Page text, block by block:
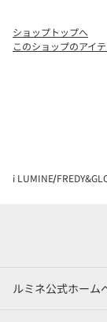
ショップトップへ
このショップのアイ
i LUMINE
ルミネ公式ホーム